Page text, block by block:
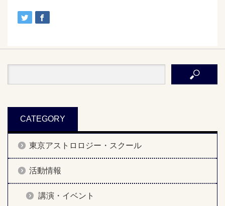
CATEGORY
東京アストロロジー・スクール
活動情報
講演・イベント